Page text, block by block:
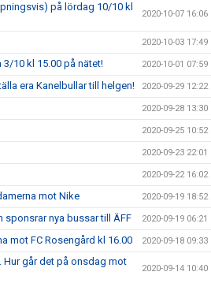
på lördag 10/10 kl
2020-10-07 16:06
2020-10-03 17:49
10 kl 15.00 på nätet! 2020-10-01 07:59
era Kanelbullar till helgen! 2020-09-29 12:22
2020-09-28 13:30
2020-09-25 10:52
2020-09-23 22:01
2020-09-22 16:02
mot Nike 2020-09-19 18:52
sponsrar nya bussar till ÄFF 2020-09-19 06:21
mot FC Rosengård kl 16.00 2020-09-18 09:33
Hur går det på onsdag mot
2020-09-14 10:40